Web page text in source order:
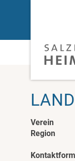
Verein
Region